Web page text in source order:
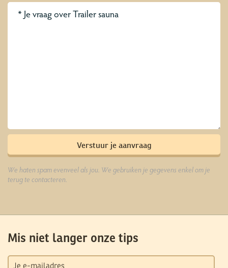
We haten spam evenveel als jou. We gebruiken je gegevens enkel om je
terug te contacteren.
Mis niet langer onze tips